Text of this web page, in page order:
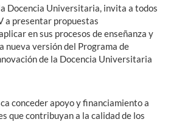
Docencia Universitaria, invita a todos
a presentar propuestas
en sus procesos de enseñanza y
nueva versión del Programa de
de la Docencia Universitaria
conceder apoyo y financiamiento a
que contribuyan a la calidad de los